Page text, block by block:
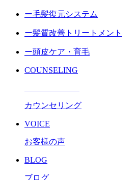
ー毛髪復元システム
ー髪質改善トリートメント
ー頭皮ケア・育毛
COUNSELING
カウンセリング
VOICE
お客様の声
BLOG
ブログ